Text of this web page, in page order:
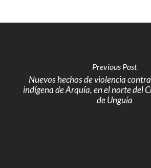
Previous Post
Nuevos hechos de violencia
indígena de Arquía, en el norte del
de Unguía